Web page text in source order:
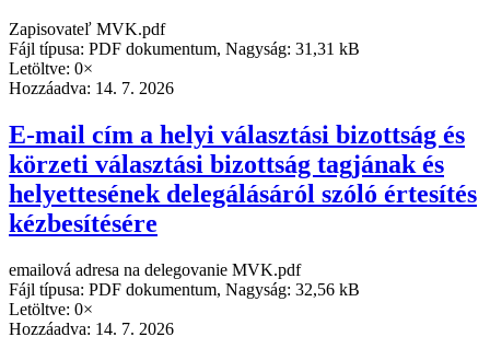
Zapisovateľ MVK.pdf
Fájl típusa: PDF dokumentum, Nagyság: 31,31 kB
Letöltve: 0×
Hozzáadva: 14. 7. 2026
E-mail cím a helyi választási bizottság és
körzeti választási bizottság tagjának és
helyettesének delegálásáról szóló értesítés
kézbesítésére
emailová adresa na delegovanie MVK.pdf
Fájl típusa: PDF dokumentum, Nagyság: 32,56 kB
Letöltve: 0×
Hozzáadva: 14. 7. 2026